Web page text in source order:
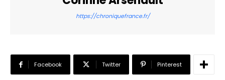
https://chroniquefrance.fr/
Facebook Twitter Pinterest